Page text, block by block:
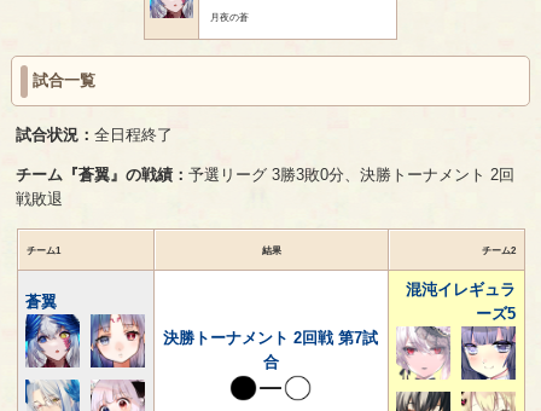
月夜の蒼
試合一覧
試合状況：全日程終了
チーム『蒼翼』の戦績：予選リーグ 3勝3敗0分、決勝トーナメント 2回
戦敗退
チーム1 結果 チーム2
蒼翼
決勝トーナメント 2回戦 第7試
合
混沌イレギュラ
ーズ5